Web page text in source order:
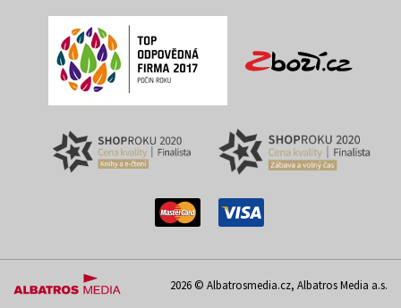
2026 © Albatrosmedia.cz, Albatros Media a.s.